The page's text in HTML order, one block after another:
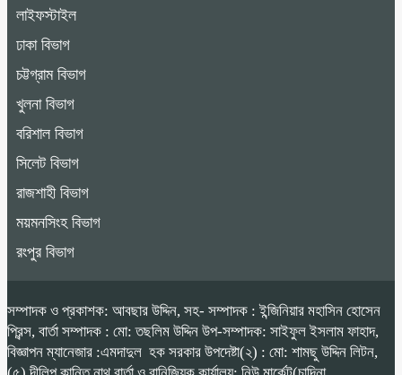
লাইফস্টাইল
ঢাকা বিভাগ
চট্টগ্রাম বিভাগ
খুলনা বিভাগ
বরিশাল বিভাগ
সিলেট বিভাগ
রাজশাহী বিভাগ
ময়মনসিংহ বিভাগ
রংপুর বিভাগ
সম্পাদক ও প্রকাশক: আবছার উদ্দিন, সহ- সম্পাদক : ইন্জিনিয়ার মহাসিন হোসেন
প্রিন্স, বার্তা সম্পাদক : মো: তছলিম উদ্দিন উপ-সম্পাদক: সাইফুল ইসলাম ফাহাদ,
বিজ্ঞাপন ম্যানেজার :এমদাদুল হক সরকার উপদেষ্টা(২) : মো: শামছু উদ্দিন লিটন,